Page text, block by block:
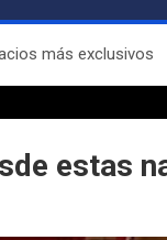
más exclusivos
estas